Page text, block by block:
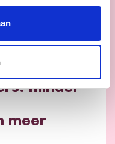
minder
meer